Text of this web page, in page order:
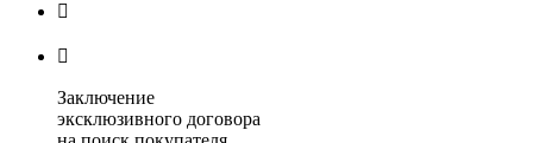


Заключение
эксклюзивного договора